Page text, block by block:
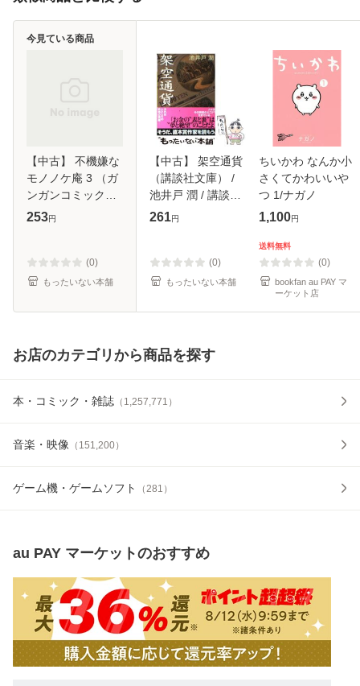
【中古】 不機嫌な
モノノケ庵 3 （ガ
ンガンコミックス
ONLINE） / ワザワ
ミック]【メール便
送料無料】
253円
(0)
もったいない本舗
今見ている商品
【中古】 架空通貨
（講談社文庫） /
池井戸 潤 / 講談社
[文庫]【メール便送
261円
(0)
もったいない本舗
ちいかわ なんか小
さくてかわいいや
つ 1/ナガノ
1,100円
送料無料
(0)
bookfan au PAY マ
ーケット店
お店のカテゴリから商品を探す
本・コミック・雑誌 （ 1,257,771 ）
音楽・映像 （ 151,200）
ゲーム機・ゲームソフト （281 ）
au PAY マーケットのおすすめ